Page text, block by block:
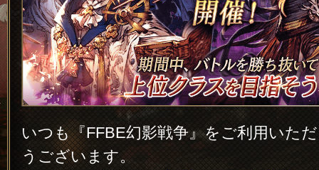
いつも『FFBE幻影戦争』をご利用いた
うございます。